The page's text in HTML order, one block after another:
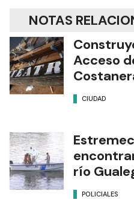
NOTAS
Acceso
CIUDAD
río
POLICIALES